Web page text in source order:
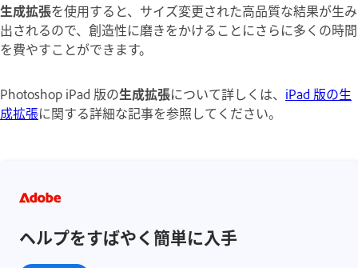
生成拡張を使用すると、サイズ変更された高品質な結果が生み
出されるので、創造性に磨きをかけることにさらに多くの時間
を費やすことができます。
Photoshop iPad 版の生成拡張について詳しくは、 iPad 版の生
成拡張に関する詳細な記事を参照してください。
ヘルプをすばやく簡単に入手